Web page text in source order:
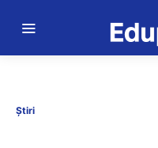
Știri